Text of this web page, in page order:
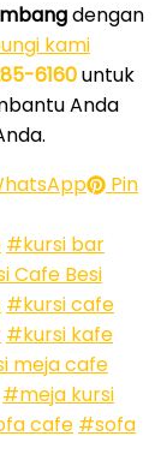
dengan
kami
6160untuk
Anda
Pin
#kursi bar
Cafe Besi
#kursi cafe
#kursi kafe
meja cafe
#meja kursi
cafe #sofa